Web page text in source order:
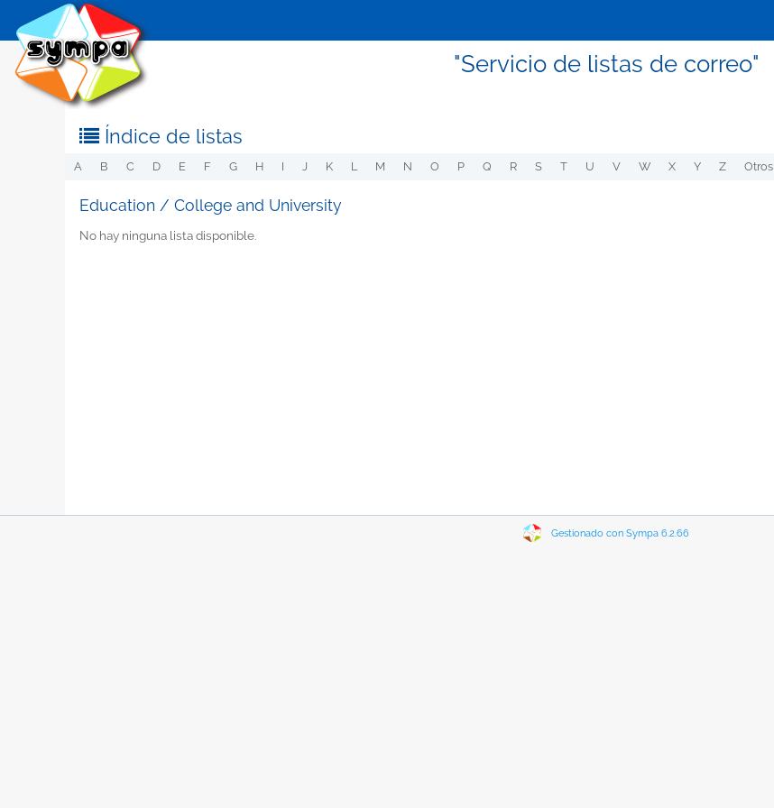
"Servicio de listas de correo"
Índice de listas
A B C D E F G H I J K L M N O P Q R S T U V W X Y Z Otros
Education / College and University
No hay ninguna lista disponible.
Gestionado con Sympa 6.2.66